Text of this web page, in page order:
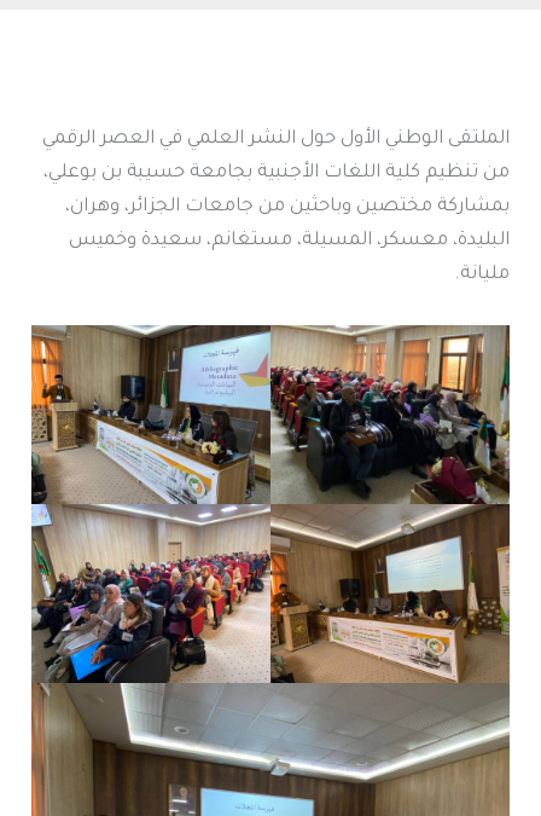
الملتقى الوطني الأول حول النشر العلمي في العصر الرقمي
من تنظيم كلية اللغات الأجنبية بجامعة حسيبة بن بوعلي،
بمشاركة مختصين وباحثين من جامعات الجزائر، وهران،
البليدة، معسكر، المسيلة، مستغانم، سعيدة وخميس
مليانة.